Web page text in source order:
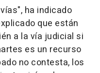
ha indicado
que están
a la vía judicial si
es un recurso
no contesta, los